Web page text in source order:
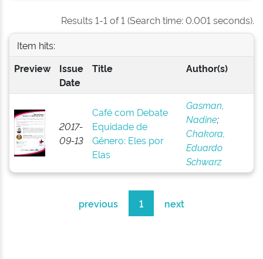
Results 1-1 of 1 (Search time: 0.001 seconds).
Item hits:
Preview
Issue
Date
Title Author(s)
2017-
09-13
Café com Debate
Equidade de
Gênero: Eles por
Elas
Gasman,
Nadine;
Chakora,
Eduardo
Schwarz
previous 1 next